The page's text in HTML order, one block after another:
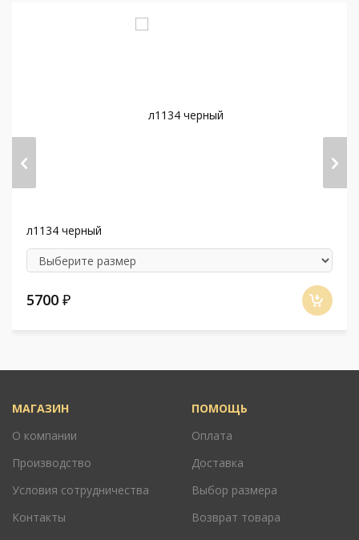
л1134 черный
5700 ₽
МАГАЗИН
О компании
Производство
Условия сотрудничества
Контакты
ПОМОЩЬ
Оплата
Доставка
Выбор размера
Возврат товара